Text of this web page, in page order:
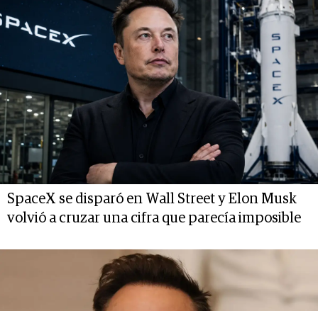
SpaceX se disparó en Wall Street y Elon Musk
volvió a cruzar una cifra que parecía imposible